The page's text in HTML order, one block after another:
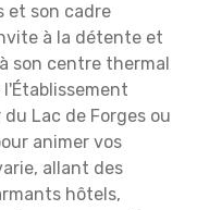
et son cadre
à la détente et
son centre thermal
l'Établissement
Lac de Forges ou
animer vos
allant des
hôtels,